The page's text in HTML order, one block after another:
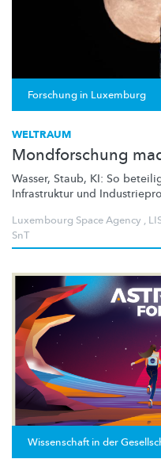
Forschung in Luxemburg
WELTRAUM
Mondforschung
Wasser, Staub, KI: So
Infrastruktur und
Luxembourg Space Agency ,
SnT
Wissenschaft in der